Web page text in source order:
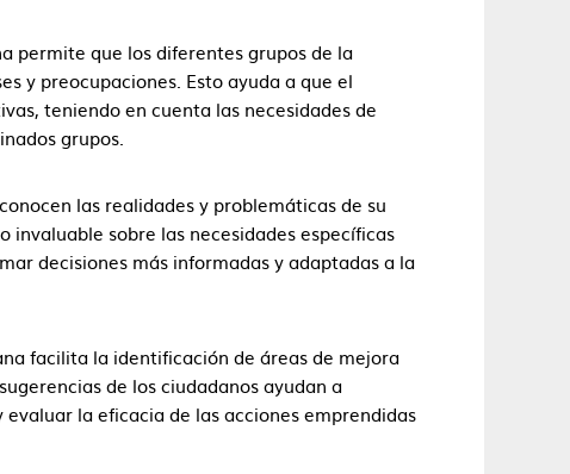
permite que los diferentes grupos de la
y preocupaciones. Esto ayuda a que el
teniendo en cuenta las necesidades de
grupos.
las realidades y problemáticas de su
sobre las necesidades específicas
decisiones más informadas y adaptadas a la
facilita la identificación de áreas de mejora
de los ciudadanos ayudan a
la eficacia de las acciones emprendidas